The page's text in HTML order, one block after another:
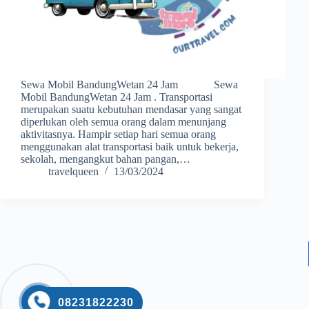
Sewa Mobil BandungWetan 24 Jam Sewa
Mobil BandungWetan 24 Jam . Transportasi
merupakan suatu kebutuhan mendasar yang sangat
diperlukan oleh semua orang dalam menunjang
aktivitasnya. Hampir setiap hari semua orang
menggunakan alat transportasi baik untuk bekerja,
sekolah, mengangkut bahan pangan,…
travelqueen
13/03/2024
08231822230